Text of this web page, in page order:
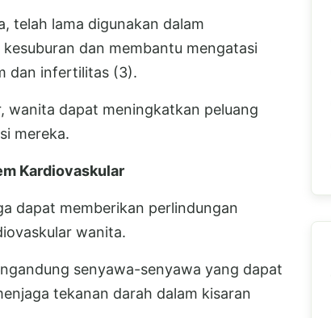
telah lama digunakan dalam
dan membantu mengatasi
dan infertilitas (3).
wanita dapat meningkatkan peluang
mereka.
Kardiovaskular
dapat memberikan perlindungan
wanita.
senyawa-senyawa yang dapat
tekanan darah dalam kisaran